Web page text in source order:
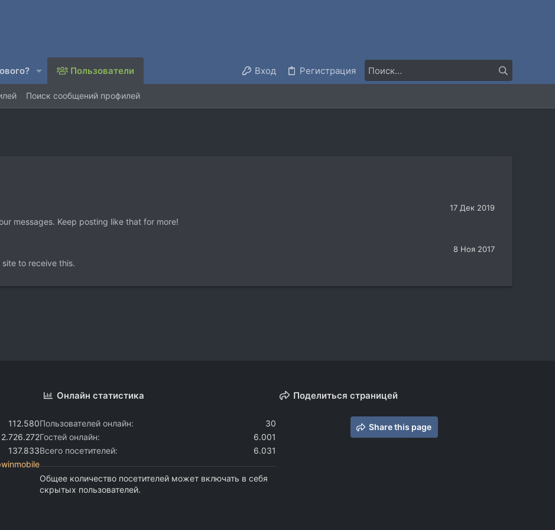
Пользователи Вход Регистрация
Поиск сообщений профилей
17 Дек 2019
messages. Keep posting like that for more!
8 Ноя 2017
to receive this.
112.580
2.726.272
137.833
Онлайн статистика
Пользователей онлайн
30
Гостей онлайн
6.001
Всего посетителей
6.031
Общее количество посетителей может включать в себя
скрытых пользователей.
Поделиться страницей
Share this page